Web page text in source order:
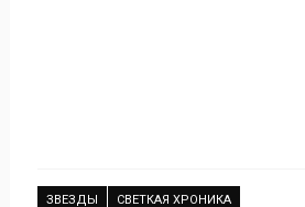
ЗВЕЗДЫ СВЕТКАЯ ХРОНИКА